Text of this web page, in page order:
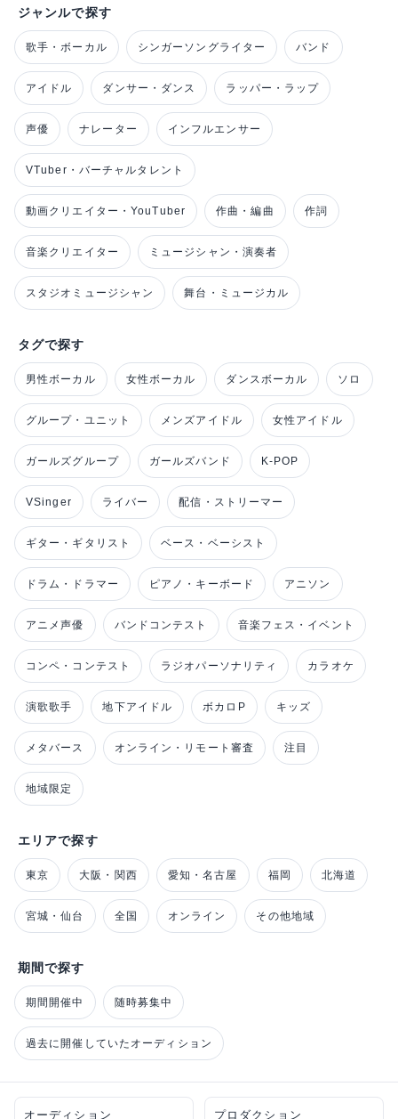
ジャンルで探す
歌手・ボーカル シンガーソングライター バンド
アイドル ダンサー・ダンス ラッパー・ラップ
声優 ナレーター インフルエンサー
VTuber・バーチャルタレント
動画クリエイター・YouTuber 作曲・編曲 作詞
音楽クリエイター ミュージシャン・演奏者
スタジオミュージシャン 舞台・ミュージカル
タグで探す
男性ボーカル 女性ボーカル ダンスボーカル ソロ
グループ・ユニット メンズアイドル 女性アイドル
ガールズグループ ガールズバンド K-POP
VSinger ライバー 配信・ストリーマー
ギター・ギタリスト ベース・ベーシスト
ドラム・ドラマー ピアノ・キーボード アニソン
アニメ声優 バンドコンテスト 音楽フェス・イベント
コンペ・コンテスト ラジオパーソナリティ カラオケ
演歌歌手 地下アイドル ボカロP キッズ
メタバース オンライン・リモート審査 注目
地域限定
エリアで探す
東京 大阪・関西 愛知・名古屋 福岡 北海道
宮城・仙台 全国 オンライン その他地域
期間で探す
期間開催中 随時募集中
過去に開催していたオーディション
オーディション プロダクション